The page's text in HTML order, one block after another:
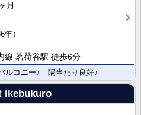
月
年）
線 茗荷谷駅 徒歩6分
バルコニー♪ 陽当たり良好♪
ikebukuro